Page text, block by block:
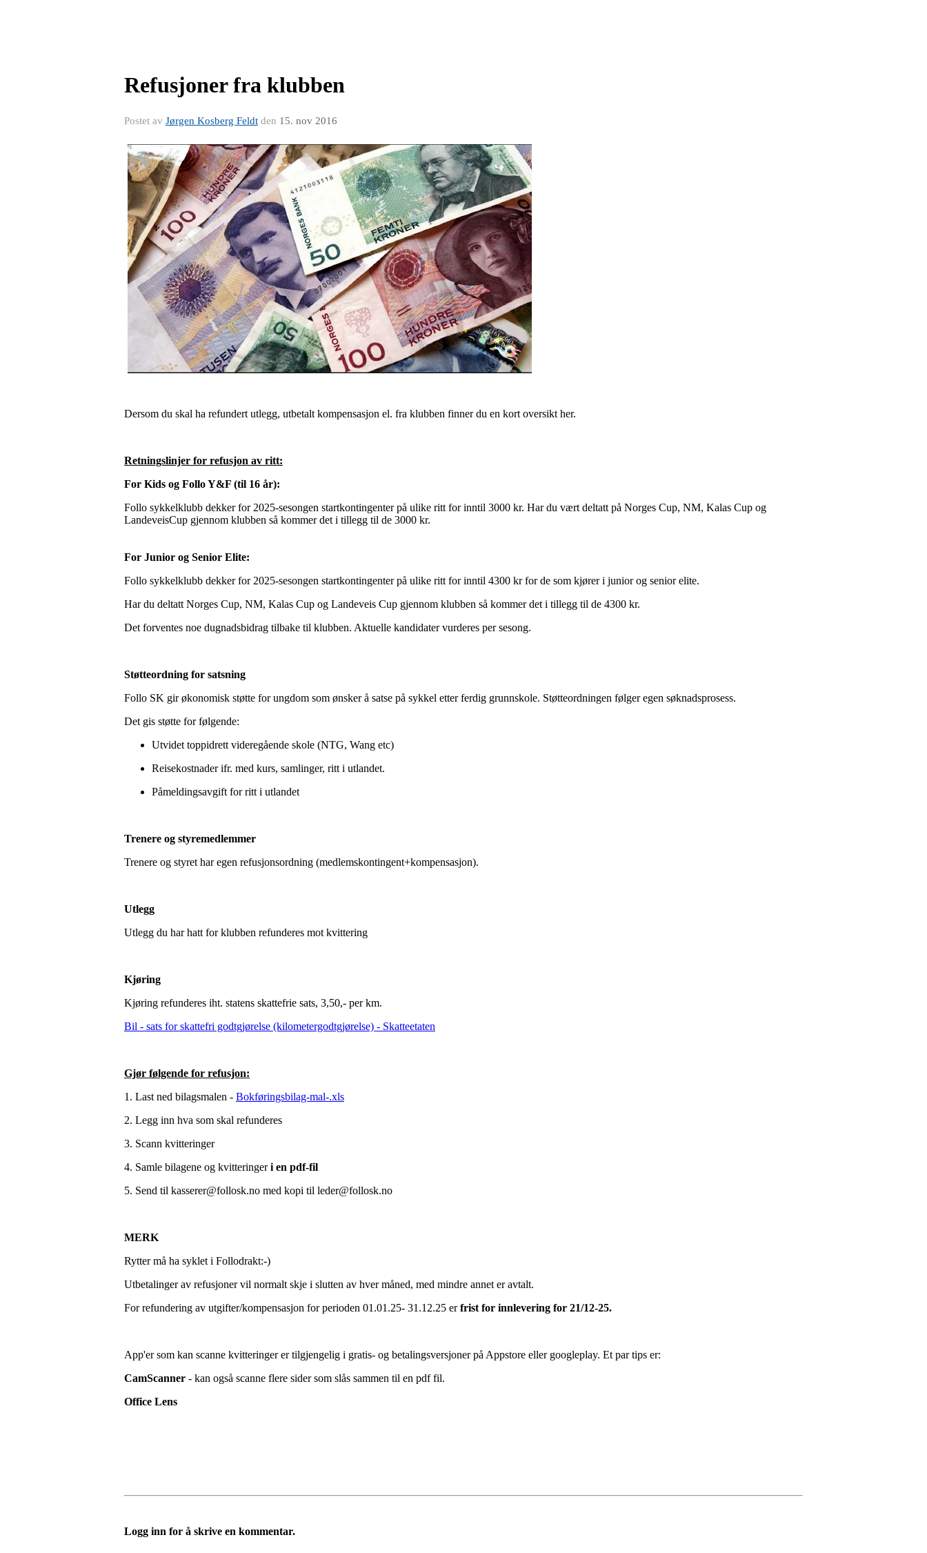
Refusjoner fra klubben
Postet av Jørgen Kosberg Feldt den 15. nov 2016
Dersom du skal ha refundert utlegg, utbetalt kompensasjon el. fra klubben finner du en kort oversikt her.
Retningslinjer for refusjon av ritt:
For Kids og Follo Y&F (til 16 år):
Follo sykkelklubb dekker for 2025-sesongen startkontingenter på ulike ritt for inntil 3000 kr. Har du vært deltatt på Norges Cup, NM, Kalas Cup og
LandeveisCup gjennom klubben så kommer det i tillegg til de 3000 kr.
For Junior og Senior Elite:
Follo sykkelklubb dekker for 2025-sesongen startkontingenter på ulike ritt for inntil 4300 kr for de som kjører i junior og senior elite.
Har du deltatt Norges Cup, NM, Kalas Cup og Landeveis Cup gjennom klubben så kommer det i tillegg til de 4300 kr.
Det forventes noe dugnadsbidrag tilbake til klubben. Aktuelle kandidater vurderes per sesong.
Støtteordning for satsning
Follo SK gir økonomisk støtte for ungdom som ønsker å satse på sykkel etter ferdig grunnskole. Støtteordningen følger egen søknadsprosess.
Det gis støtte for følgende:
Utvidet toppidrett videregående skole (NTG, Wang etc)
Reisekostnader ifr. med kurs, samlinger, ritt i utlandet.
Påmeldingsavgift for ritt i utlandet
Trenere og styremedlemmer
Trenere og styret har egen refusjonsordning (medlemskontingent+kompensasjon).
Utlegg
Utlegg du har hatt for klubben refunderes mot kvittering
Kjøring
Kjøring refunderes iht. statens skattefrie sats, 3,50,- per km.
Bil - sats for skattefri godtgjørelse (kilometergodtgjørelse) - Skatteetaten
Gjør følgende for refusjon:
1. Last ned bilagsmalen - Bokføringsbilag-mal-.xls
2. Legg inn hva som skal refunderes
3. Scann kvitteringer
4. Samle bilagene og kvitteringeri en pdf-fil
5. Send til kasserer@follosk.no med kopi til leder@follosk.no
MERK
Rytter må ha syklet i Follodrakt:-)
Utbetalinger av refusjoner vil normalt skje i slutten av hver måned, med mindre annet er avtalt.
For refundering av utgifter/kompensasjon for perioden 01.01.25- 31.12.25 erfrist for innlevering for 21/12-25.
App'er som kan scanne kvitteringer er tilgjengelig i gratis- og betalingsversjoner på Appstore eller googleplay. Et par tips er:
CamScanner - kan også scanne flere sider som slås sammen til en pdf fil.
Office Lens
Logg inn for å skrive en kommentar.